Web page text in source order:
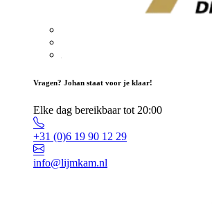
Vragen? Johan staat voor je klaar!
Elke dag bereikbaar tot 20:00
+31 (0)6 19 90 12 29
info@lijmkam.nl